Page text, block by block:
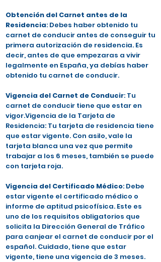
Obtención del Carnet antes de la
Residencia: Debes haber obtenido tu
carnet de conducir antes de conseguir tu
primera autorización de residencia. Es
decir, antes de que empezaras a vivir
legalmente en España, ya debías haber
obtenido tu carnet de conducir.
Vigencia del Carnet de Conducir: Tu
carnet de conducir tiene que estar en
vigor.Vigencia de la Tarjeta de
Residencia: Tu tarjeta de residencia tiene
que estar vigente. Con asilo, vale la
tarjeta blanca una vez que permite
trabajar a los 6 meses, también se puede
con tarjeta roja.
Vigencia del Certificado Médico: Debe
estar vigente el certificado médico o
informe de aptitud psicofísica. Este es
uno de los requisitos obligatorios que
solicita la Dirección General de Tráfico
para canjear el carnet de conducir por el
español. Cuidado, tiene que estar
vigente, tiene una vigencia de 3 meses.